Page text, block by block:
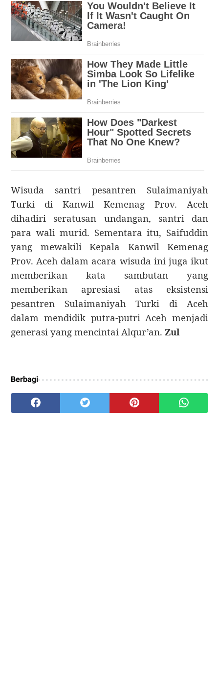
Wisuda santri pesantren Sulaimaniyah
Turki di Kanwil Kemenag Prov. Aceh
dihadiri seratusan undangan, santri dan
para wali murid. Sementara itu, Saifuddin
yang mewakili Kepala Kanwil Kemenag
Prov. Aceh dalam acara wisuda ini juga ikut
memberikan kata sambutan yang
memberikan apresiasi atas eksistensi
pesantren Sulaimaniyah Turki di Aceh
dalam mendidik putra-putri Aceh menjadi
generasi yang mencintai Alqur’an. Zul
Berbagi